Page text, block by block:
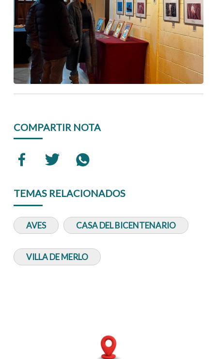
COMPARTIR NOTA
TEMAS RELACIONADOS
AVES CASA DEL BICENTENARIO
VILLA DE MERLO